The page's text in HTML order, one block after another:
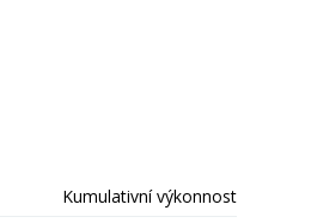
Kumulativní výkonnost